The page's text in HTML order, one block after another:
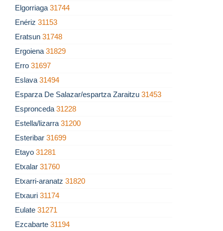
Elgorriaga 31744
Enériz 31153
Eratsun 31748
Ergoiena 31829
Erro 31697
Eslava 31494
Esparza De Salazar/espartza Zaraitzu 31453
Espronceda 31228
Estella/lizarra 31200
Esteribar 31699
Etayo 31281
Etxalar 31760
Etxarri-aranatz 31820
Etxauri 31174
Eulate 31271
Ezcabarte 31194